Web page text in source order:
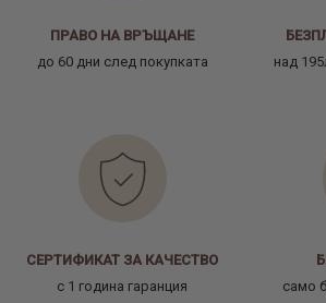
ПРАВО НА ВРЪЩАНЕ
до 60 дни след покупката
над
СЕРТИФИКАТ ЗА КАЧЕСТВО
с 1 година гаранция
само